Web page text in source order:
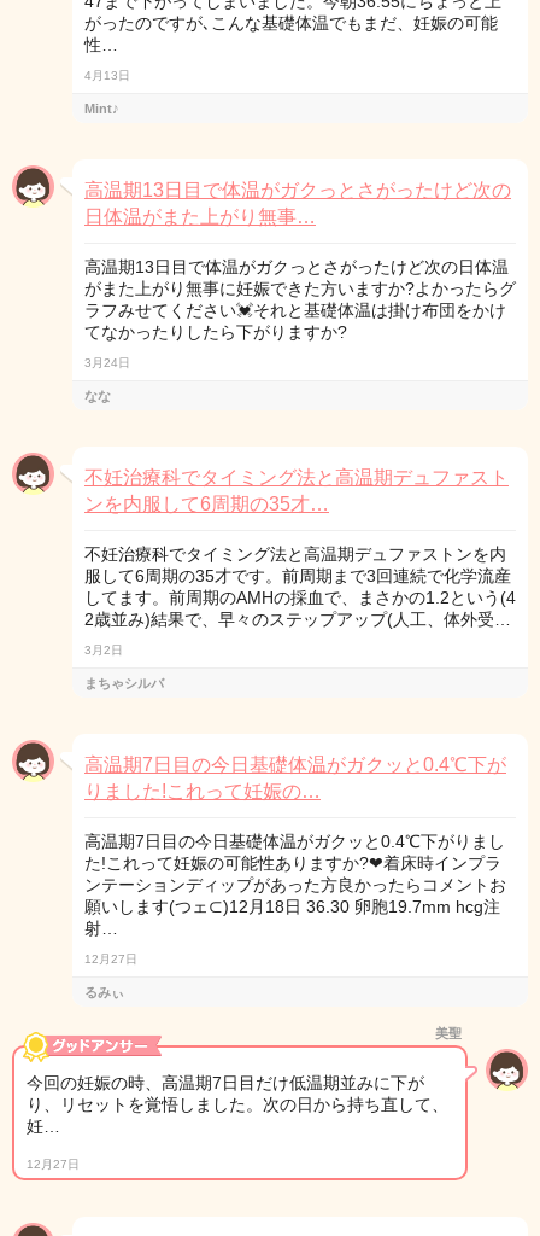
がったのですが､こんな基礎体温でもまだ、妊娠の可能
性…
4月13日
Mint♪
高温期13日目で体温がガクっとさがったけど次の
日体温がまた上がり無事…
高温期13日目で体温がガクっとさがったけど次の日体温
がまた上がり無事に妊娠できた方いますか?よかったらグ
ラフみせてください💓それと基礎体温は掛け布団をかけ
てなかったりしたら下がりますか?
3月24日
なな
不妊治療科でタイミング法と高温期デュファスト
ンを内服して6周期の35才…
不妊治療科でタイミング法と高温期デュファストンを内
服して6周期の35才です。前周期まで3回連続で化学流産
してます。前周期のAMHの採血で、まさかの1.2という(4
2歳並み)結果で、早々のステップアップ(人工、体外受…
3月2日
まちゃシルバ
高温期7日目の今日基礎体温がガクッと0.4℃下が
りました!これって妊娠の…
高温期7日目の今日基礎体温がガクッと0.4℃下がりまし
た!これって妊娠の可能性ありますか?❤︎着床時インプラ
ンテーションディップがあった方良かったらコメントお
願いします(つェ⊂)12月18日 36.30 卵胞19.7mm hcg注
射…
12月27日
るみぃ
美聖
今回の妊娠の時、高温期7日目だけ低温期並みに下が
り、リセットを覚悟しました。次の日から持ち直して、
妊…
12月27日